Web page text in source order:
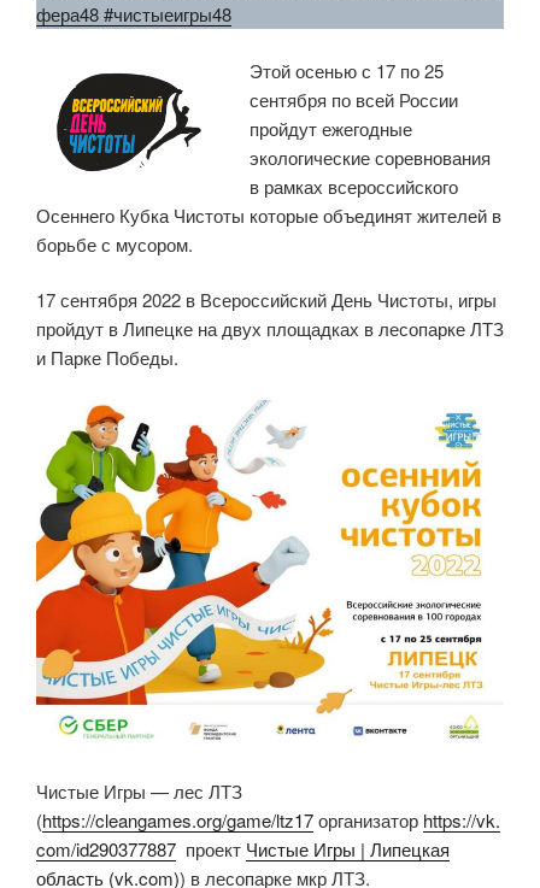
фера48#чистыеигры48
Этой осенью с 17 по 25
сентября по всей России
пройдут ежегодные
экологические соревнования
в рамках всероссийского
Осеннего Кубка Чистоты которые объединят жителей в
борьбе с мусором.
17 сентября 2022 в Всероссийский День Чистоты, игры
пройдут в Липецке на двух площадках в лесопарке ЛТЗ
и Парке Победы.
Чистые Игры — лес ЛТЗ
(https://cleangames.org/game/ltz17организатор https://vk.
com/id290377887 проект Чистые Игры | Липецкая
область (vk.com)) в лесопарке мкр ЛТЗ.